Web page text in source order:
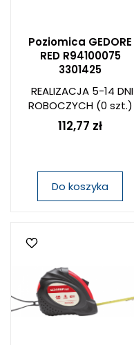
Poziomica GEDORE
RED R94100075
3301425
REALIZACJA 5-14 DNI
ROBOCZYCH(0 szt.)
112,77 zł
Do koszyka